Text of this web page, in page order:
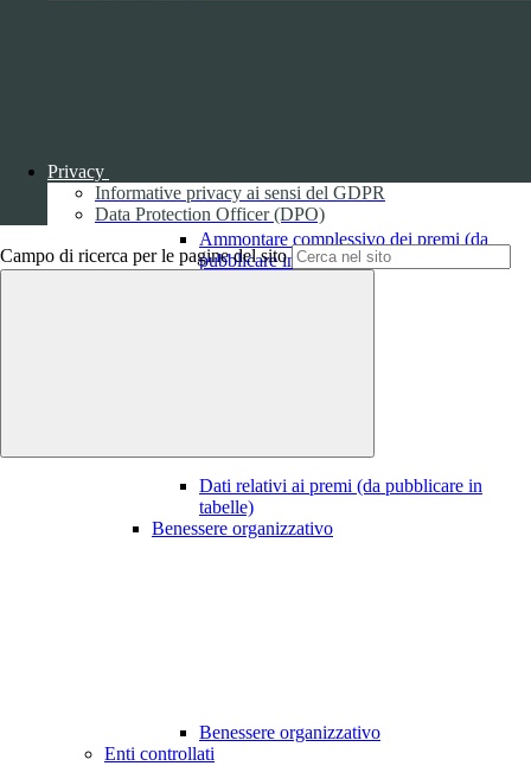
Privacy
Informative privacy ai sensi del GDPR
Data Protection Officer (DPO)
Campo di ricerca per le pagine del sito
Ammontare complessivo dei premi (da
pubblicare in tabelle) 1
Dati relativi ai premi (da pubblicare in
tabelle)
Benessere organizzativo
Benessere organizzativo
Enti controllati